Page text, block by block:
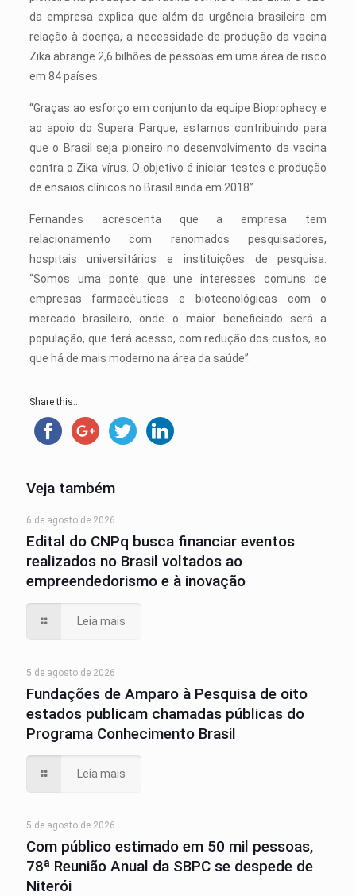
da empresa explica que além da urgência brasileira em
relação à doença, a necessidade de produção da vacina
Zika abrange 2,6 bilhões de pessoas em uma área de risco
em 84 países.
“Graças ao esforço em conjunto da equipe Bioprophecy e
ao apoio do Supera Parque, estamos contribuindo para
que o Brasil seja pioneiro no desenvolvimento da vacina
contra o Zika vírus. O objetivo é iniciar testes e produção
de ensaios clínicos no Brasil ainda em 2018”.
Fernandes acrescenta que a empresa tem
relacionamento com renomados pesquisadores,
hospitais universitários e instituições de pesquisa.
“Somos uma ponte que une interesses comuns de
empresas farmacêuticas e biotecnológicas com o
mercado brasileiro, onde o maior beneficiado será a
população, que terá acesso, com redução dos custos, ao
que há de mais moderno na área da saúde”.
Share this...
Veja também
6 de agosto de 2026
Edital do CNPq busca financiar eventos
realizados no Brasil voltados ao
empreendedorismo e à inovação
Leia mais
5 de agosto de 2026
Fundações de Amparo à Pesquisa de oito
estados publicam chamadas públicas do
Programa Conhecimento Brasil
Leia mais
5 de agosto de 2026
Com público estimado em 50 mil pessoas,
78ª Reunião Anual da SBPC se despede de
Niterói